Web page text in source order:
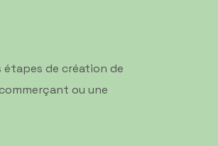
étapes de création de
ou une